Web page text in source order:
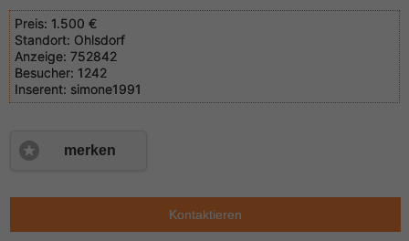
Preis: 1.500 €
Standort: Ohlsdorf
Anzeige: 752842
Besucher: 1242
Inserent: simone1991
merken
Kontaktieren